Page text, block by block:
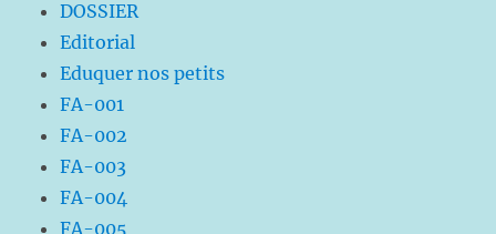
DOSSIER
Editorial
Eduquer nos petits
FA-001
FA-002
FA-003
FA-004
FA-005